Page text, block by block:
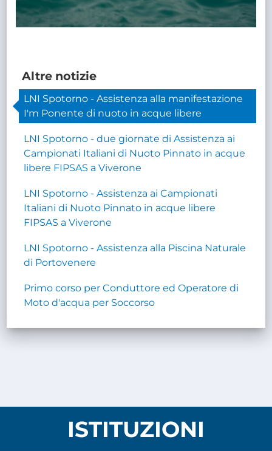
Altre notizie
LNI Spotorno - Assistenza alla manifestazione
I'm Ponente di nuoto in acque libere
LNI Spotorno - due giornate di Assistenza ai
Campionati Italiani di Nuoto Pinnato in acque
libere FIPSAS a Viverone
LNI Spotorno - Assistenza ai Campionati
Italiani di Nuoto Pinnato in acque libere
FIPSAS a Viverone
LNI Spotorno - Assistenza alla Piscina Naturale
di Portovenere
Primo corso per Conduttore ed Operatore di
Moto d'acqua per Soccorso
ISTITUZIONI